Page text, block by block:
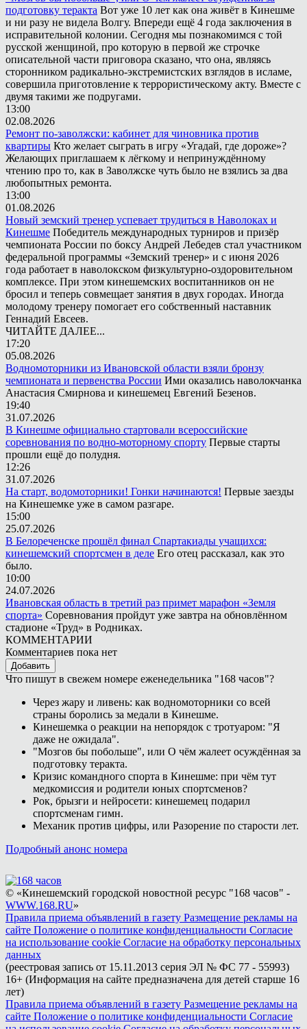
подготовку теракта Вот уже 10 лет как она живёт в Кинешме
и ни разу не видела Волгу. Впереди ещё 4 года заключения в
исправительной колонии. Сегодня мы познакомимся с той
русской женщиной, про которую в первой же строчке
описательной части приговора сказано, что она, являясь
сторонником радикально-экстремистских взглядов в исламе,
совершила приготовление к террористическому акту. Вместе с
двумя такими же подругами.
13:00
02.08.2026
Ремонт по-заволжски: кабинет для чиновника против
квартиры Кто желает сыграть в игру «Угадай, где дороже»?
Желающих приглашаем к лёгкому и непринуждённому
чтению про то, как в Заволжске чуть было не взялись за два
любопытных ремонта.
13:00
01.08.2026
Новый земский тренер успевает трудиться в Наволоках и
Кинешме Победитель международных турниров и призёр
чемпионата России по боксу Андрей Лебедев стал участником
федеральной программы «Земский тренер» и с июня 2026
года работает в наволокском физкультурно-оздоровительном
комплексе. При этом кинешемских воспитанников он не
бросил и теперь совмещает занятия в двух городах. Иногда
молодому тренеру помогает его собственный наставник
Геннадий Евсеев.
ЧИТАЙТЕ ДАЛЕЕ...
17:20
05.08.2026
Водномоторники из Ивановской области взяли бронзу
чемпионата и первенства России Ими оказались наволокчанка
Анастасия Смирнова и кинешемец Евгений Безенов.
19:40
31.07.2026
В Кинешме официально стартовали всероссийские
соревнования по водно-моторному спорту Первые старты
прошли ещё до полудня.
12:26
31.07.2026
На старт, водомоторники! Гонки начинаются! Первые заезды
на Кинешемке уже в самом разгаре.
15:00
25.07.2026
В Белореченске прошёл финал Спартакиады учащихся:
кинешемский спортсмен в деле Его отец рассказал, как это
было.
10:00
24.07.2026
Ивановская область в третий раз примет марафон «Земля
спорта» Соревнования пройдут уже завтра на обновлённом
стадионе «Труд» в Родниках.
КОММЕНТАРИИ
Комментариев пока нет
Добавить
Что пишут в свежем номере еженедельника "168 часов"?
Через жару и ливень: как водномоторники со всей
страны боролись за медали в Кинешме.
Кинешемка о реакции на непорядок с тротуаром: "Я
даже не ожидала".
"Мозгов бы побольше", или О чём жалеет осуждённая за
подготовку теракта.
Кризис командного спорта в Кинешме: при чём тут
медкомиссия и родители юных спортсменов?
Рок, брызги и нейросети: кинешемец подарил
спортсменам гимн.
Механик против цифры, или Разорение по старости лет.
Подробный анонс номера
© «Кинешемский городской новостной ресурс "168 часов" -
WWW.168.RU»
Правила приема объявлений в газету Размещение рекламы на
сайте Положение о политике конфиденциальности Согласие
на использование cookie Согласие на обработку персональных
данных
(реестровая запись от 15.11.2013 серия ЭЛ № ФС 77 - 55993)
16+ (Информация на сайте предназначена для детей старше 16
лет)
Правила приема объявлений в газету Размещение рекламы на
сайте Положение о политике конфиденциальности Согласие